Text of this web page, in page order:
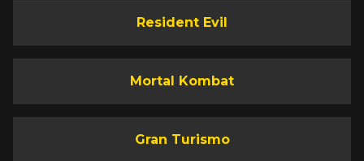
Resident Evil
Mortal Kombat
Gran Turismo